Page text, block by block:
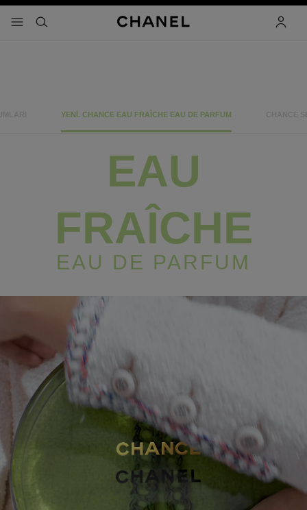
menü - ana gezinti
- ana gezinti menüsü
arama hesap
YENI. CHANCE EAU FRAÎCHE EAU DE PARFUM
CHANCE
EAU
FRAÎCHE
EAU DE PARFUM